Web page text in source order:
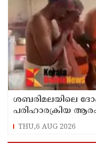
ശബരിമലയിലെ
പരിഹാരക്രിയ
ക്ഷേത്രങ്ങളിൽ
THU,6 AUG 2026